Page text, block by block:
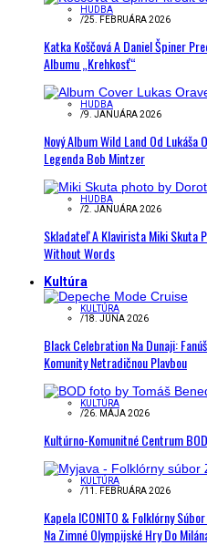
HUDBA
/25. FEBRUÁRA 2026
Katka Koščová A Daniel Špiner
Albumu „Krehkosť“
HUDBA
/9. JANUÁRA 2026
Nový Album Wild Land Od Lukáša
Legenda Bob Mintzer
HUDBA
/2. JANUÁRA 2026
Skladateľ A Klavirista Miki Skuta
Without Words
Kultúra
KULTÚRA
/18. JÚNA 2026
Black Celebration Na Dunaji:
Komunity Netradičnou Plavbou
KULTÚRA
/26. MÁJA 2026
Kultúrno-Komunitné Centrum
KULTÚRA
/11. FEBRUÁRA 2026
Kapela ICONITO & Folklórny
Na Zimné Olympijské Hry Do